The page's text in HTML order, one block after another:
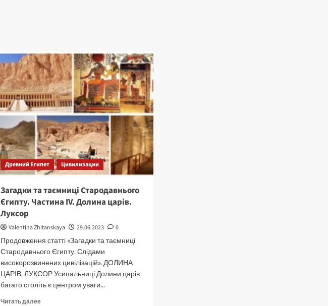
Древний Египет Цивилизации
Загадки та таємниці Стародавнього
Єгипту. Частина IV. Долина царів.
Луксор
Valentina Zhitanskaya 29.06.2023
0
Продовження статті «Загадки та таємниці
Стародавнього Єгипту. Слідами
високорозвинених цивілізацій». ДОЛИНА
ЦАРІВ. ЛУКСОР Усипальниці Долини царів
багато століть є центром уваги...
Читать далееПрочитать